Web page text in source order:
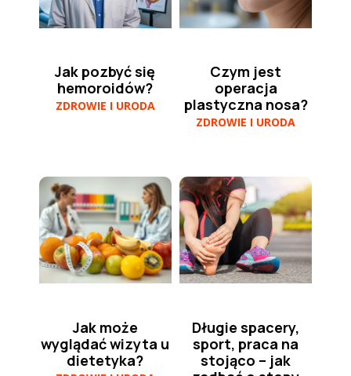
Jak pozbyć się
hemoroidów?
ZDROWIE I URODA
Czym jest
operacja
plastyczna nosa?
ZDROWIE I URODA
Jak może
wyglądać wizyta u
dietetyka?
Długie spacery,
sport, praca na
stojąco – jak